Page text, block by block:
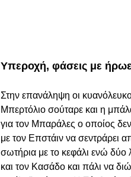
Υπεροχή, φάσεις με
Στην επανάληψη oι
Μπερτόλιο σούταρε και η
για τον Μπαράλες ο οποίος
με τον Επστάιν να σεντράρει
σωτήρια με το κεφάλι ενώ δύο
και τον Κασάδο και πάλι να